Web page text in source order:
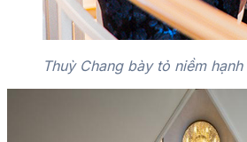
Thuỳ Chang bày tỏ niềm